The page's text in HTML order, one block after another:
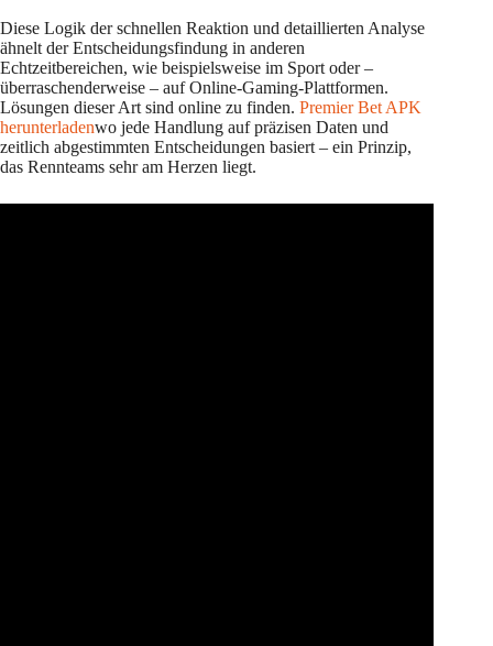
Diese Logik der schnellen Reaktion und detaillierten Analyse
ähnelt der Entscheidungsfindung in anderen
Echtzeitbereichen, wie beispielsweise im Sport oder –
überraschenderweise – auf Online-Gaming-Plattformen.
Lösungen dieser Art sind online zu finden. Premier Bet APK
herunterladenwo jede Handlung auf präzisen Daten und
zeitlich abgestimmten Entscheidungen basiert – ein Prinzip,
das Rennteams sehr am Herzen liegt.